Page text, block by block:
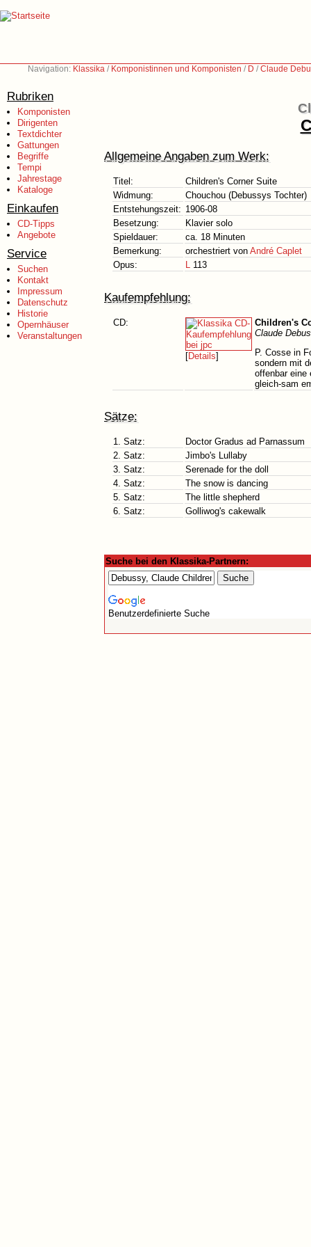
Navigation: Klassika / Komponistinnen und Komponisten / D /Claude
Rubriken
Komponisten
Dirigenten
Textdichter
Gattungen
Begriffe
Tempi
Jahrestage
Kataloge
Einkaufen
CD-Tipps
Angebote
Service
Suchen
Kontakt
Impressum
Datenschutz
Historie
Opernhäuser
Veranstaltungen
Allgemeine Angaben zum Werk:
Titel:
Children's Corner Suite
Widmung:
Chouchou (Debussys Tochter)
Entstehungszeit: 1906-08
Besetzung:
Klavier solo
Spieldauer:
ca. 18 Minuten
Bemerkung:
orchestriert von André Caplet
Opus:
L 113
Kaufempfehlung:
CD:
[Details]
Children's
Claude
P. Cosse in
sondern mit
offenbar eine
gleich-sam
Sätze:
1. Satz:
Doctor Gradus ad Parnassum
2. Satz:
Jimbo's Lullaby
3. Satz:
Serenade for the doll
4. Satz:
The snow is dancing
5. Satz:
The little shepherd
6. Satz:
Golliwog's cakewalk
Suche bei den Klassika-Partnern:
Benutzerdefinierte Suche